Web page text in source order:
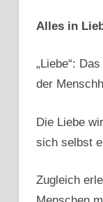
Alles in
„Liebe“:
der
Die Liebe
sich selbst
Zugleich